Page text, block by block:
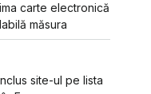
carte electronică
măsura
site-ul pe lista